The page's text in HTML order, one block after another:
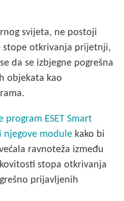
svijeta, ne postoji
stope otkrivanja prijetnji,
da se izbjegne pogrešna
objekata kao
ESET Smart
njegove module kako bi
ravnoteža između
stopa otkrivanja
prijavljenih